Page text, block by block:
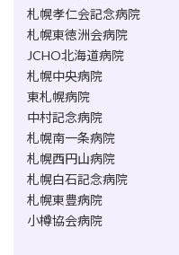
札幌孝仁会記念病院
札幌東徳洲会病院
JCHO北海道病院
札幌中央病院
東札幌病院
中村記念病院
札幌南一条病院
札幌西円山病院
札幌白石記念病院
札幌東豊病院
小樽協会病院